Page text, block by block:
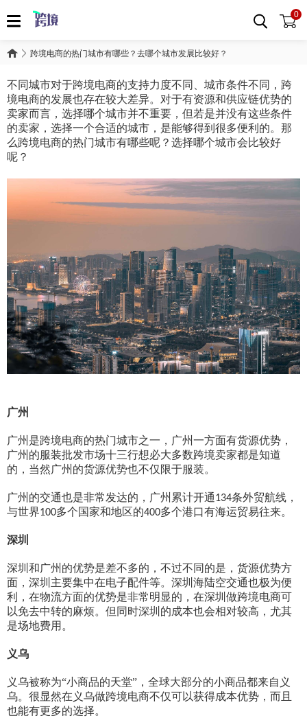
0
跨境电商的热门城市有哪些？去哪个城市发展比较好？
不同城市对于跨境电商的支持力度不同、城市条件不同，跨
境电商的发展也存在较大差异。对于有资源和供应链优势的
卖家而言，选择哪个城市并不重要，但若是并没有这些条件
的卖家，选择一个合适的城市，是能够得到很多便利的。那
么跨境电商的热门城市有哪些呢？选择哪个城市会比较好
呢？
广州
广州是跨境电商的热门城市之一，广州一方面有货源优势，
广州的服装批发市场十三行想必大多数跨境卖家都是知道
的，当然广州的货源优势也不仅限于服装。
广州的交通也是非常发达的，广州累计开通134条外贸航线，
与世界100多个国家和地区的400多个港口有海运贸易往来。
深圳
深圳和广州的优势是差不多的，不过不同的是，货源优势方
面，深圳主要集中在电子配件等。深圳海陆空交通也极为便
利，在物流方面的优势是非常明显的，在深圳做跨境电商可
以免去中转的麻烦。但同时深圳的成本也会相对较高，尤其
是场地费用。
义乌
义乌被称为“小商品的天堂”，全球大部分的小商品都来自义
乌。很显然在义乌做跨境电商不仅可以获得成本优势，而且
也能有更多的选择。